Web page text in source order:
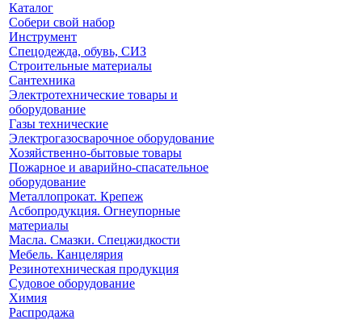
Каталог
Собери свой набор
Инструмент
Спецодежда, обувь, СИЗ
Строительные материалы
Сантехника
Электротехнические товары и
оборудование
Газы технические
Электрогазосварочное оборудование
Хозяйственно-бытовые товары
Пожарное и аварийно-спасательное
оборудование
Металлопрокат. Крепеж
Асбопродукция. Огнеупорные
материалы
Масла. Смазки. Спецжидкости
Мебель. Канцелярия
Резинотехническая продукция
Судовое оборудование
Химия
Распродажа